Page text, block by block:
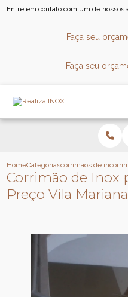
Entre em contato com um de nossos
Faça seu
Faça seu
HomeCategoriascorrimaos de inox
Corrimão de Inox
Preço Vila Mariana